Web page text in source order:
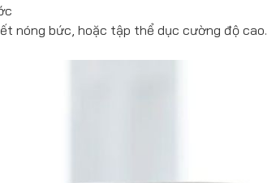
nóng bức, hoặc tập thể dục cường độ cao.